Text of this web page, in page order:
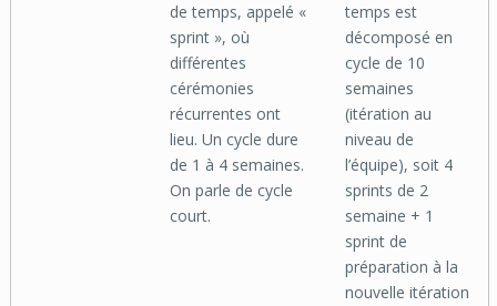
de temps, appelé «
sprint », où
différentes
cérémonies
récurrentes ont
lieu. Un cycle dure
de 1 à 4 semaines.
On parle de cycle
court.
temps est
décomposé en
cycle de 10
semaines
(itération au
niveau de
l’équipe), soit 4
sprints de 2
semaine + 1
sprint de
préparation à la
nouvelle itération